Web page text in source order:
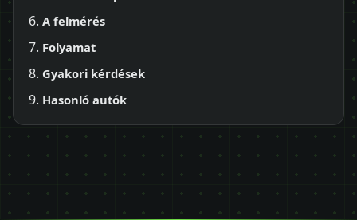
A felmérés
Folyamat
Gyakori kérdések
Hasonló autók